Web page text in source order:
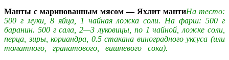
Манты с маринованным мясом — Яхлит мантиНа тесто:
500 г муки, 8 яйца, 1 чайная ложка соли. На фарш: 500 г
баранин. 500 г сала, 2—3 луковицы, по 1 чайной, ложке соли,
перца, зиры, кориандра, 0.5 стакана виноградного уксуса (или
томатного, гранатового, вишневого сока).